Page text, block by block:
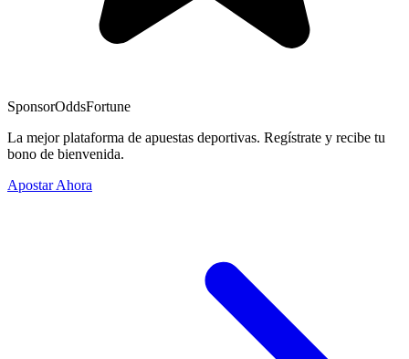
SponsorOddsFortune
La mejor plataforma de apuestas deportivas. Regístrate y recibe tu
bono de bienvenida.
Apostar Ahora